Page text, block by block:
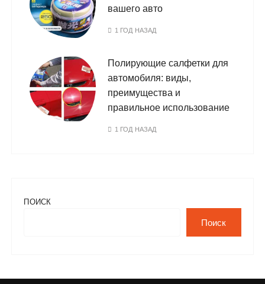
вашего авто
1 ГОД НАЗАД
Полирующие салфетки для
автомобиля: виды,
преимущества и
правильное использование
1 ГОД НАЗАД
ПОИСК
Поиск